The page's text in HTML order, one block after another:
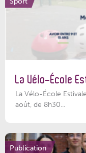
La Vélo-École
La Vélo-École
août, de 8h30...
Publication